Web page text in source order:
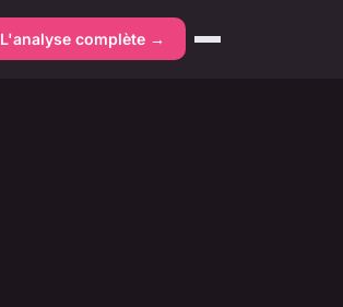
L'analyse complète →